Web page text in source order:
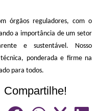
órgãos reguladores, com o
a importância de um setor
e sustentável. Nosso
ponderada e firme na
para todos.
Compartilhe!